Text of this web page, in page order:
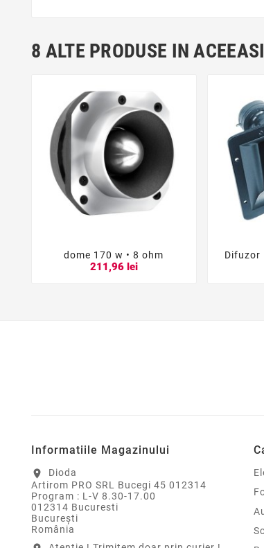
8 ALTE PRODUSE IN

dome 170 w • 8 ohm
211,96 lei
Difuzor
Informatiile Magazinului
location_on
Dioda
Artirom PRO SRL Bucegi 45 012314
Program : L-V 8.30-17.00
012314 Bucuresti
Bucureşti
România